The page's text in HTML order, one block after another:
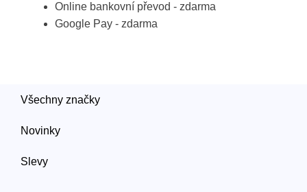
Online bankovní převod - zdarma
Google Pay - zdarma
Všechny značky
Novinky
Slevy